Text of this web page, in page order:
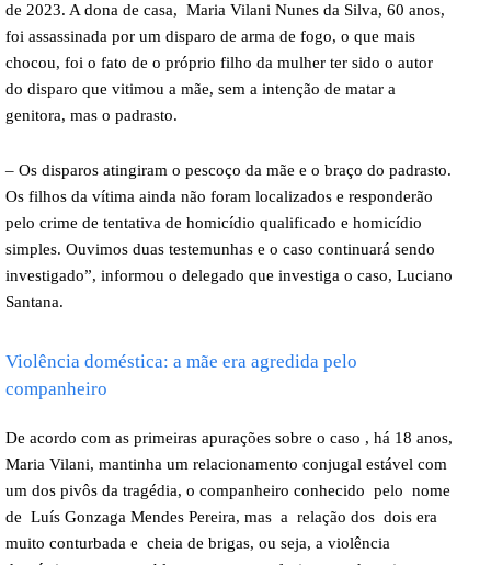
de 2023. A dona de casa, Maria Vilani Nunes da Silva, 60 anos,
foi assassinada por um disparo de arma de fogo, o que mais
chocou, foi o fato de o próprio filho da mulher ter sido o autor
do disparo que vitimou a mãe, sem a intenção de matar a
genitora, mas o padrasto.
– Os disparos atingiram o pescoço da mãe e o braço do padrasto.
Os filhos da vítima ainda não foram localizados e responderão
pelo crime de tentativa de homicídio qualificado e homicídio
simples. Ouvimos duas testemunhas e o caso continuará sendo
investigado”, informou o delegado que investiga o caso, Luciano
Santana.
Violência doméstica: a mãe era agredida pelo
companheiro
De acordo com as primeiras apurações sobre o caso , há 18 anos,
Maria Vilani, mantinha um relacionamento conjugal estável com
um dos pivôs da tragédia, o companheiro conhecido pelo nome
de Luís Gonzaga Mendes Pereira, mas a relação dos dois era
muito conturbada e cheia de brigas, ou seja, a violência